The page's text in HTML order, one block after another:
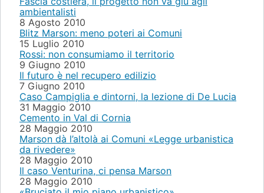
ambientalisti
8 Agosto 2010
Blitz Marson: meno poteri ai Comuni
15 Luglio 2010
Rossi: non consumiamo il territorio
9 Giugno 2010
Il futuro è nel recupero edilizio
7 Giugno 2010
Caso Campiglia e dintorni, la lezione di De Lucia
31 Maggio 2010
Cemento in Val di Cornia
28 Maggio 2010
Marson dà l’altolà ai Comuni «Legge urbanistica
da rivedere»
28 Maggio 2010
Il caso Venturina, ci pensa Marson
28 Maggio 2010